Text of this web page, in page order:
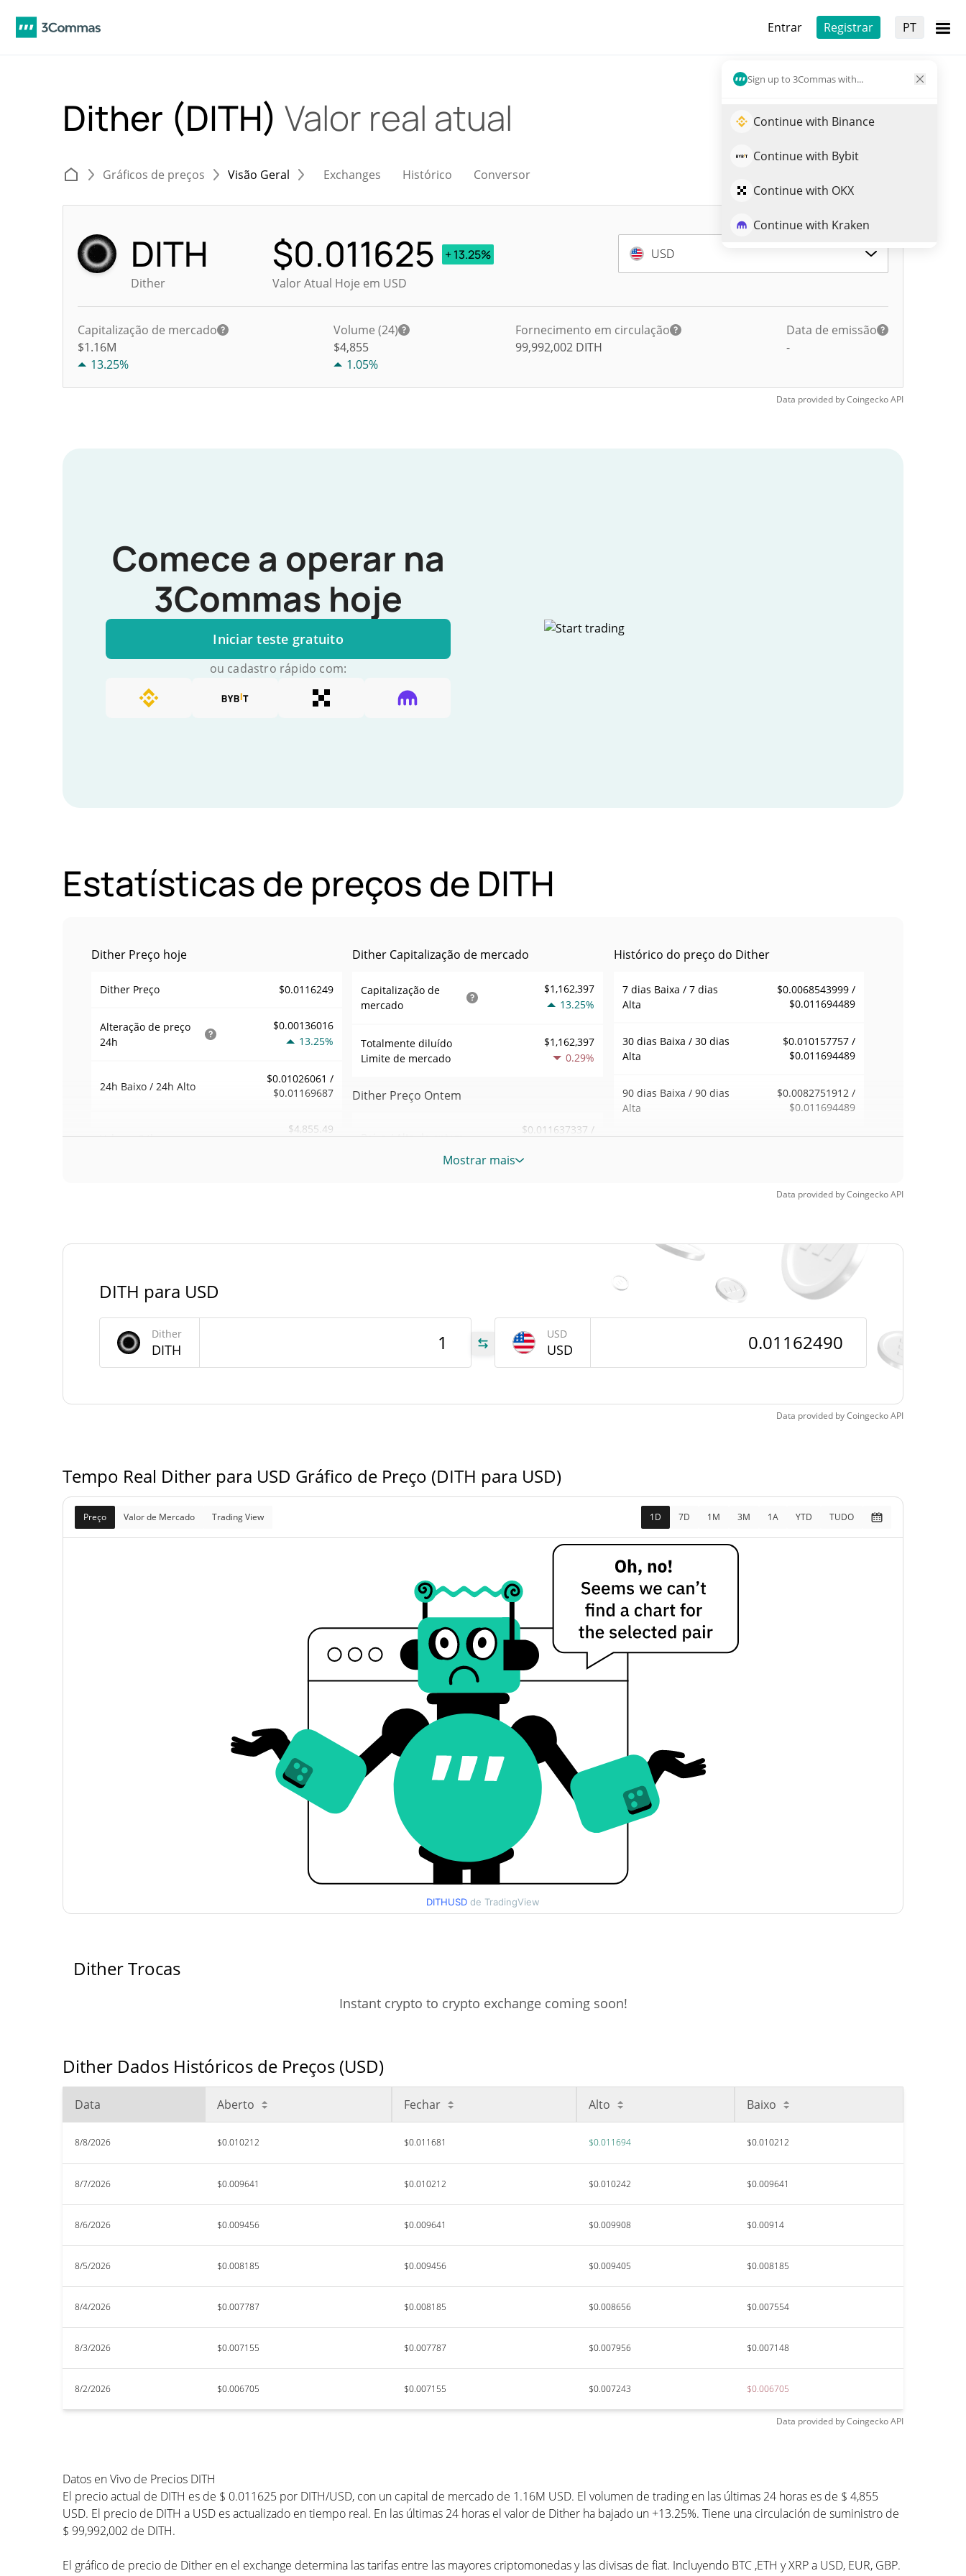
Entrar Registrar PT
Sign up to 3Commas with...
Continue with Binance
Continue with Bybit
Continue with OKX
Continue with Kraken
Dither (DITH) Valor real atual
Gráficos de preços Visão Geral Exchanges Histórico Conversor
DITH
Dither
$0.011625
+ 13.25%
Valor Atual Hoje em USD
USD
Capitalização de mercado
$1.16M
13.25%
Volume (24)
$4,855
1.05%
Fornecimento em circulação
99,992,002 DITH
Data de emissão
-
Data provided byCoingeckoAPI
Comece a operar na
3Commas hoje
Iniciar teste gratuito
ou cadastro rápido com:
Estatísticas de preços de DITH
Dither Preço hoje
Dither Preço $0.0116249
Alteração de preço
24h
$0.00136016
13.25%
24h Baixo / 24h Alto
$0.01026061 /
$0.01169687
Volume24h
$4,855.49
Fornecimento de Dither
Fornecimento em
circulação
Dither Capitalização de mercado
Capitalização de
mercado
$1,162,397
13.25%
Totalmente diluído
Limite de mercado
$1,162,397
0.29%
Dither Preço Ontem
Baixa / Alta de ontem
$0.011637337 /
Histórico do preço do Dither
7 dias Baixa / 7 dias
Alta
$0.0068543999 /
$0.011694489
30 dias Baixa / 30 dias
Alta
$0.010157757 /
$0.011694489
90 dias Baixa / 90 dias
Alta
$0.0082751912 /
$0.011694489
Baixa de todos os
tempos
Jun 25, 2026 (1 meses atrás)
$0.00286325
306.00%
Mostrar mais
Data provided byCoingeckoAPI
DITH para USD
Dither
DITH
USD
USD
Data provided byCoingeckoAPI
Tempo Real Dither para USD Gráfico de Preço (DITH para USD)
Preço Valor de Mercado Trading View 1D 7D 1M 3M 1A YTD TUDO
DITHUSD de TradingView
Dither Trocas
Instant crypto to crypto exchange coming soon!
Dither Dados Históricos de Preços (USD)
Data Aberto Fechar Alto Baixo
8/8/2026 $0.010212 $0.011681 $0.011694 $0.010212
8/7/2026 $0.009641 $0.010212 $0.010242 $0.009641
8/6/2026 $0.009456 $0.009641 $0.009908 $0.00914
8/5/2026 $0.008185 $0.009456 $0.009405 $0.008185
8/4/2026 $0.007787 $0.008185 $0.008656 $0.007554
8/3/2026 $0.007155 $0.007787 $0.007956 $0.007148
8/2/2026 $0.006705 $0.007155 $0.007243 $0.006705
Data provided byCoingeckoAPI
Datos en Vivo de Precios DITH
El precio actual de DITH es de $ 0.011625 por DITH/USD, con un capital de mercado de 1.16M USD. El volumen de trading en las últimas 24 horas es de $ 4,855
USD. El precio de DITH a USD es actualizado en tiempo real. En las últimas 24 horas el valor de Dither ha bajado un +13.25%. Tiene una circulación de suministro de
$ 99,992,002 de DITH.
El gráfico de precio de Dither en el exchange determina las tarifas entre las mayores criptomonedas y las divisas de fiat. Incluyendo BTC ,ETH y XRP a USD, EUR, GBP.